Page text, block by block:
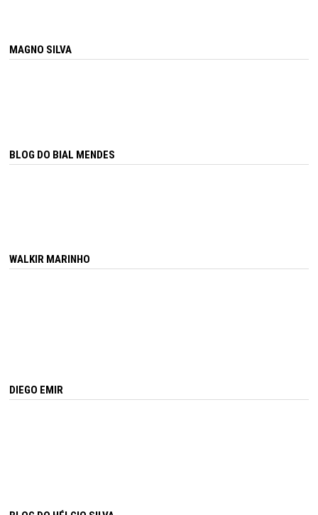
MAGNO SILVA
BLOG DO BIAL MENDES
WALKIR MARINHO
DIEGO EMIR